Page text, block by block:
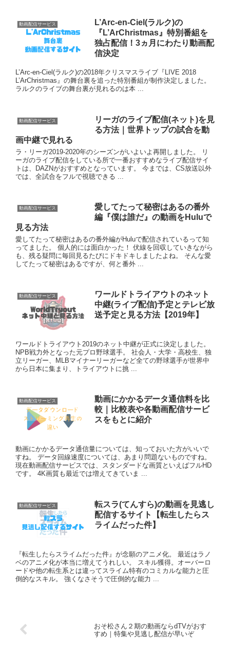
動画配信サービス
L’Arc-en-Ciel(ラルク)の
『L’ArChristmas』特別番組を
独占配信！3ヵ月にわたり動画配
信決定
L’Arc-en-Ciel(ラルク)の2018年クリスマスライブ『LIVE 2018
L’ArChristmas』の舞台裏を追った特別番組が制作決定しました。
ラルクのライブの舞台裏が見れるのは本 ...
動画配信サービス
リーガのライブ配信(ネット)を見
る方法｜世界トップの試合を動
画中継で見れる
ラ・リーガ2019-2020年のシーズンがいよいよ再開しました。 リ
ーガのライブ配信をしている所で一番おすすめなライブ配信サイ
トは、DAZNがおすすめとなっています。 今までは、CS放送以外
では、全試合をフルで視聴できる ...
動画配信サービス
愛してたって秘密はあるの番外
編『僕は誰だ』の動画をHuluで
見る方法
愛してたって秘密はあるの番外編がHuluで配信されているって知
ってました。 個人的には面白かった！ 伏線を回収していきながら
も、残る疑問に毎回見るたびにドキドキしましたよね。 そんな愛
してたって秘密はあるですが、何と番外 ...
動画配信サービス
ワールドトライアウトのネット
中継(ライブ配信)予定とテレビ放
送予定と見る方法【2019年】
ワールドトライアウト2019のネット中継が正式に決定しました。
NPB戦力外となった元プロ野球選手。 社会人・大学・高校生、独
立リーガー、MLBマイナーリーガーなど全ての野球選手が世界中
から日本に集まり、トライアウトに挑 ...
動画配信サービス
動画にかかるデータ通信料を比
較｜比較表や各動画配信サービ
スをもとに紹介
動画にかかるデータ通信量については、知っておいた方がいいで
すね。 データ回線速度については、あまり問題ないものですね。
現在動画配信サービスでは、スタンダードな画質といえばフルHD
です。 4K画質も最近では増えてきていま ...
動画配信サービス
転スラ(てんすら)の動画を見逃し
配信するサイト【転生したらス
ライムだった件】
『転生したらスライムだった件』が念願のアニメ化。 最近はラノ
ベのアニメ化が本当に増えてうれしい。 スキル獲得。オーバーロ
ードや他の転生系とは違ってスライム特有のコミカルな能力と圧
倒的なスキル。 強くなさそうで圧倒的な能力 ...
おそ松さん２期の動画ならdTVがおす
すめ｜特集や見逃し配信が早いぞ